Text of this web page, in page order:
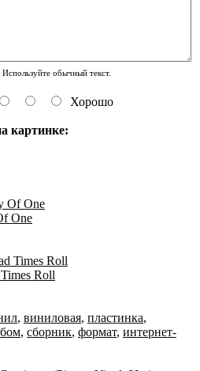
обычный текст.
Хорошо
картинке:
One
Roll
, виниловая, пластинка,
, сборник, формат, интернет-